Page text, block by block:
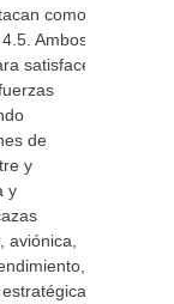
como
Ambos
satisfacer
de
y
y
aviónica,